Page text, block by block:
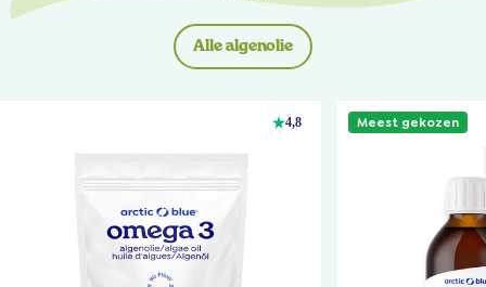
Alle algenolie
4,8 Meest gekozen